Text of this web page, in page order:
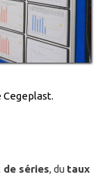
de séries, du taux